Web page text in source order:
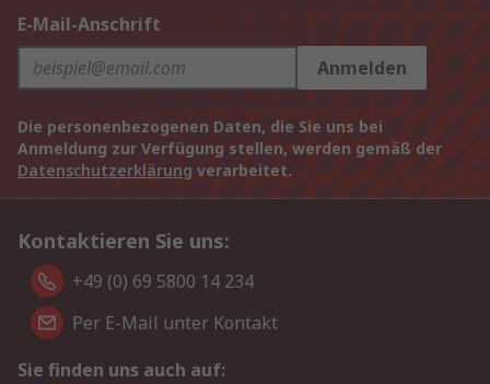
E-Mail-Anschrift
Anmelden
Die personenbezogenen Daten, die Sie uns bei
Anmeldung zur Verfügung stellen, werden gemäß der
Datenschutzerklärung verarbeitet.
Kontaktieren Sie uns:
+49 (0) 69 5800 14 234
Per E-Mail unter Kontakt
Sie finden uns auch auf: